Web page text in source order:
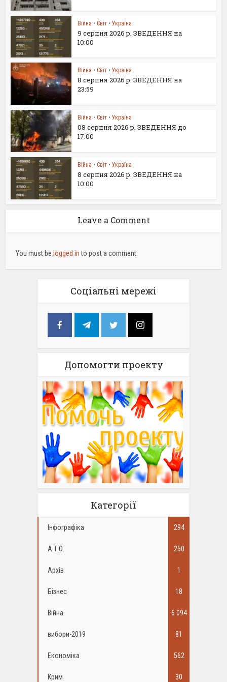
Війна • Світ • Україна
9 серпня 2026 р. ЗВЕДЕННЯ на
10:00
Війна • Світ • Україна
8 серпня 2026 р. ЗВЕДЕННЯ на
23:59
Війна • Світ • Україна
08 серпня 2026 р. ЗВЕДЕННЯ до
17.00
Війна • Світ • Україна
8 серпня 2026 р. ЗВЕДЕННЯ на
10:00
Leave a Comment
You must be logged into post a comment.
Соціальні мережі
Допомогти проекту
Категорії
Інфографіка 294
А.Т.О. 250
Архів 1
Бізнес 18
Війна 6 094
вибори-2019 81
Економіка 562
Крим 30